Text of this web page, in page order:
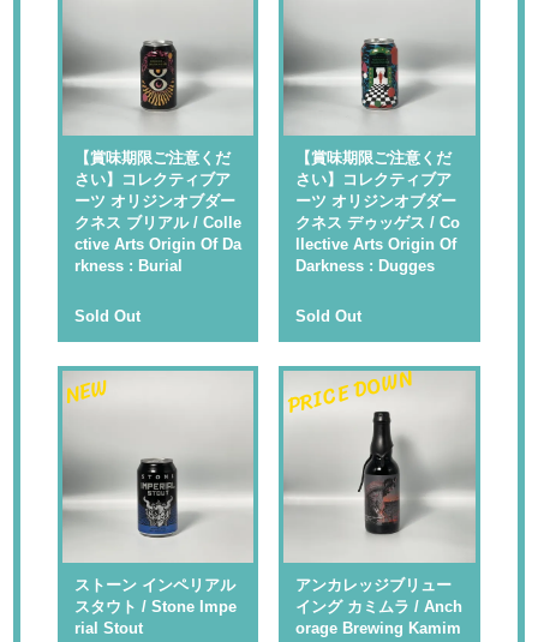
【賞味期限ご注意くだ
さい】コレクティブア
ーツ オリジンオブダー
クネス ブリアル / Colle
ctive Arts Origin Of Da
rkness : Burial
Sold Out
【賞味期限ご注意くだ
さい】コレクティブア
ーツ オリジンオブダー
クネス デゥッゲス / Co
llective Arts Origin Of
Darkness : Dugges
Sold Out
NEW
ストーン インペリアル
スタウト / Stone Impe
rial Stout
PRICE DOWN
アンカレッジブリュー
イング カミムラ / Anch
orage Brewing Kamim